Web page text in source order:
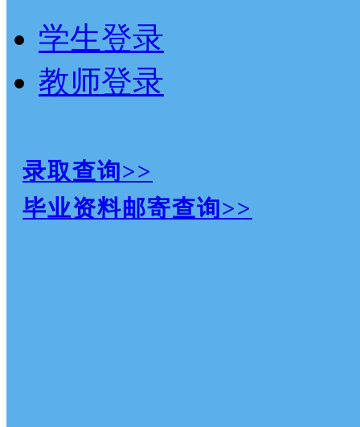
学生登录
教师登录
录取查询>>
毕业资料邮寄查询>>